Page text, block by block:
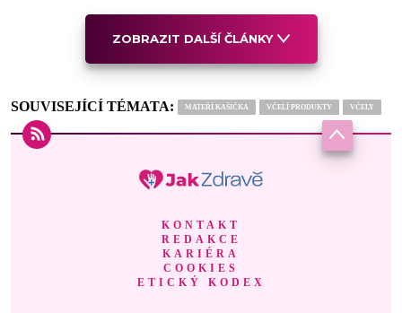
ZOBRAZIT DALŠÍ ČLÁNKY
SOUVISEJÍCÍ TÉMATA: MATEŘÍ KAŠIČKA VČELÍ PRODUKTY VČELY
KONTAKT
REDAKCE
KARIÉRA
COOKIES
ETICKÝ KODEX